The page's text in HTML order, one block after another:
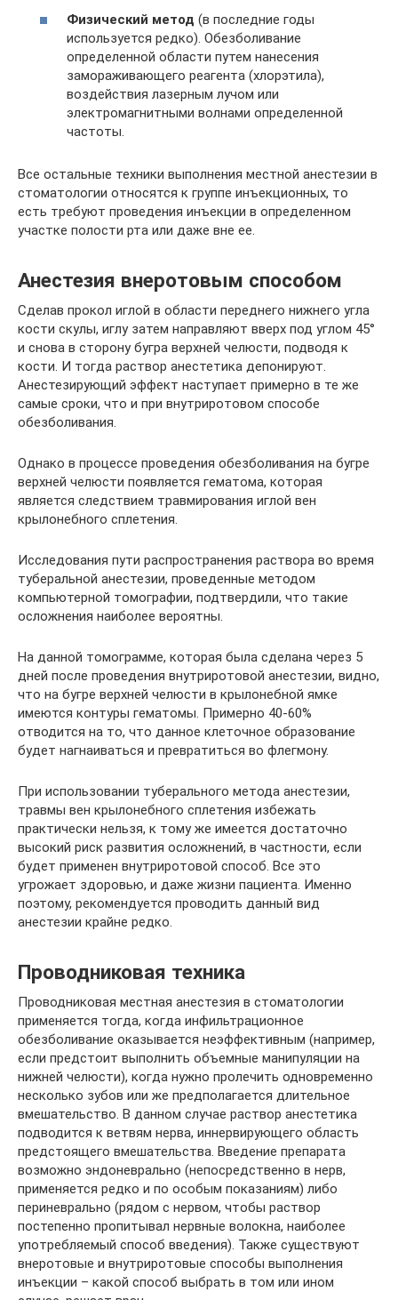
Физический метод (в последние годы
используется редко). Обезболивание
определенной области путем нанесения
замораживающего реагента (хлорэтила),
воздействия лазерным лучом или
электромагнитными волнами определенной
частоты.
Все остальные техники выполнения местной анестезии в
стоматологии относятся к группе инъекционных, то
есть требуют проведения инъекции в определенном
участке полости рта или даже вне ее.
Анестезия внеротовым способом
Сделав прокол иглой в области переднего нижнего угла
кости скулы, иглу затем направляют вверх под углом 45°
и снова в сторону бугра верхней челюсти, подводя к
кости. И тогда раствор анестетика депонируют.
Анестезирующий эффект наступает примерно в те же
самые сроки, что и при внутриротовом способе
обезболивания.
Однако в процессе проведения обезболивания на бугре
верхней челюсти появляется гематома, которая
является следствием травмирования иглой вен
крылонебного сплетения.
Исследования пути распространения раствора во время
туберальной анестезии, проведенные методом
компьютерной томографии, подтвердили, что такие
осложнения наиболее вероятны.
На данной томограмме, которая была сделана через 5
дней после проведения внутриротовой анестезии, видно,
что на бугре верхней челюсти в крылонебной ямке
имеются контуры гематомы. Примерно 40-60%
отводится на то, что данное клеточное образование
будет нагнаиваться и превратиться во флегмону.
При использовании туберального метода анестезии,
травмы вен крылонебного сплетения избежать
практически нельзя, к тому же имеется достаточно
высокий риск развития осложнений, в частности, если
будет применен внутриротовой способ. Все это
угрожает здоровью, и даже жизни пациента. Именно
поэтому, рекомендуется проводить данный вид
анестезии крайне редко.
Проводниковая техника
Проводниковая местная анестезия в стоматологии
применяется тогда, когда инфильтрационное
обезболивание оказывается неэффективным (например,
если предстоит выполнить объемные манипуляции на
нижней челюсти), когда нужно пролечить одновременно
несколько зубов или же предполагается длительное
вмешательство. В данном случае раствор анестетика
подводится к ветвям нерва, иннервирующего область
предстоящего вмешательства. Введение препарата
возможно эндоневрально (непосредственно в нерв,
применяется редко и по особым показаниям) либо
периневрально (рядом с нервом, чтобы раствор
постепенно пропитывал нервные волокна, наиболее
употребляемый способ введения). Также существуют
внеротовые и внутриротовые способы выполнения
инъекции – какой способ выбрать в том или ином